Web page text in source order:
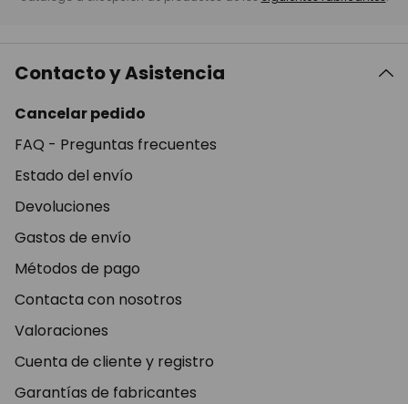
Contacto y Asistencia
Cancelar pedido
FAQ - Preguntas frecuentes
Estado del envío
Devoluciones
Gastos de envío
Métodos de pago
Contacta con nosotros
Valoraciones
Cuenta de cliente y registro
Garantías de fabricantes